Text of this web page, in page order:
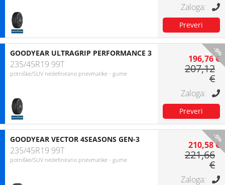
-5%
GOODYEAR ULTRAGRIP PERFORMANCE 3
235/45R19 99T
potniške/SUV nedefinirano pnevmatike - gume
196,76 €
207,12
€
-5%
GOODYEAR VECTOR 4SEASONS GEN-3
235/45R19 99T
potniške/SUV nedefinirano pnevmatike - gume
210,58 €
221,66
€